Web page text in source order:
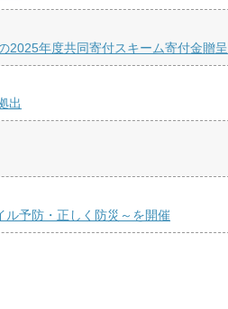
2025年度共同寄付スキーム寄付金贈呈
出
ル予防・正しく防災～を開催